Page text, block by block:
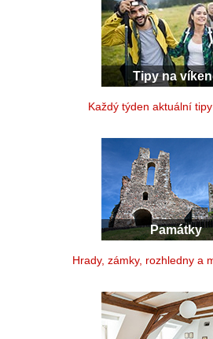
Tipy na
Každý týden aktuální
Památky
Hrady, zámky, rozhledny a